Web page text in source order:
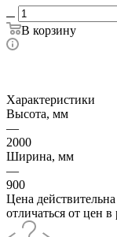
В корзину
Характеристики
Высота, мм
—
2000
Ширина, мм
—
900
Цена
отличаться от цен